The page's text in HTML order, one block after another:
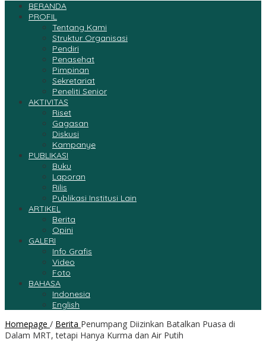
BERANDA
PROFIL
Tentang Kami
Struktur Organisasi
Pendiri
Penasehat
Pimpinan
Sekretariat
Peneliti Senior
AKTIVITAS
Riset
Gagasan
Diskusi
Kampanye
PUBLIKASI
Buku
Laporan
Rilis
Publikasi Institusi Lain
ARTIKEL
Berita
Opini
GALERI
Info Grafis
Video
Foto
BAHASA
Indonesia
English
Homepage / Berita Penumpang Diizinkan Batalkan Puasa di
Dalam MRT, tetapi Hanya Kurma dan Air Putih